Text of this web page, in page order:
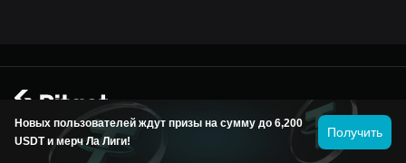
Новых пользователей ждут призы на сумму до 6,200
USDT и мерч Ла Лиги!
Получить
© 2026 Bitget